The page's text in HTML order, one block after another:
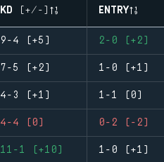
KD (+/-) ENTRY
9-4 (+5) 2-0 (+2)
7-5 (+2) 1-0 (+1)
4-3 (+1) 1-1 (0)
4-4 (0) 0-2 (-2)
11-1 (+10) 1-0 (+1)